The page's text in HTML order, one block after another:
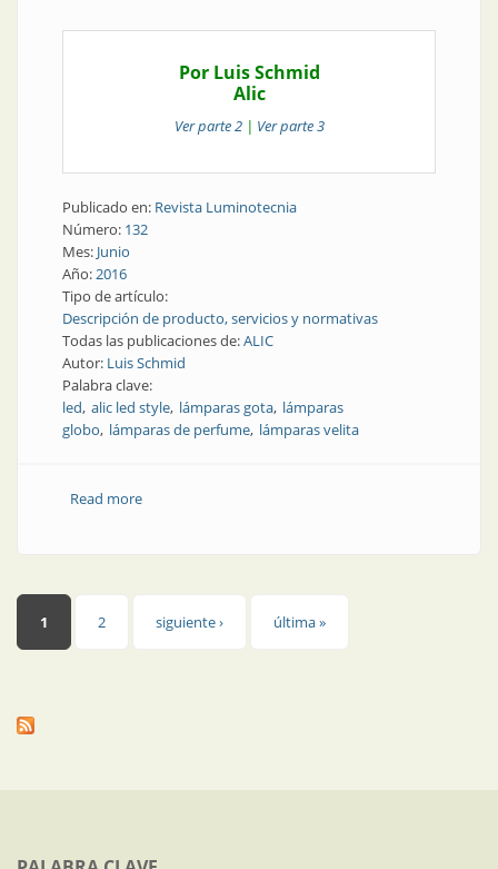
Por Luis Schmid
Alic
Ver parte 2| Ver parte 3
Publicado en: Revista Luminotecnia
Número: 132
Mes: Junio
Año:2016
Tipo de artículo:
Descripción de producto, servicios y normativas
Todas las publicaciones de:ALIC
Autor: Luis Schmid
Palabra clave:
led alic led style lámparas gota lámparas
globo lámparas de perfume lámparas velita
Read moreabout Producto | Luz con estilo (parte 1)
Páginas
1 2 siguiente › última »